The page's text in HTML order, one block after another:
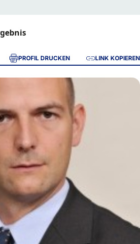
PROFIL DRUCKEN LINK KOPIEREN